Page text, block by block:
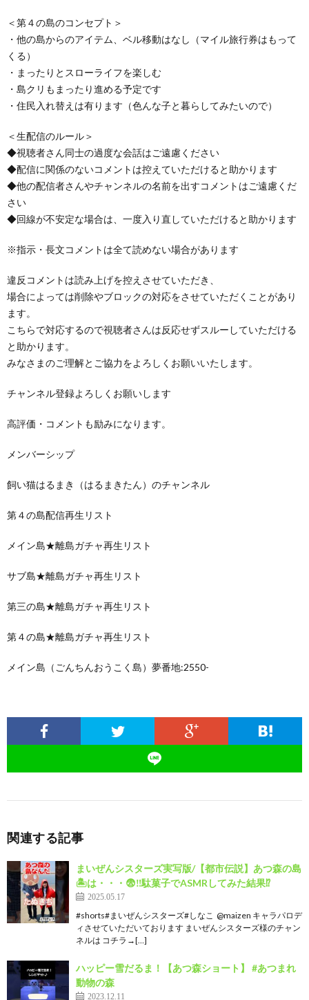
＜第４の島のコンセプト＞
・他の島からのアイテム、ベル移動はなし（マイル旅行券はもって
くる）
・まったりとスローライフを楽しむ
・島クリもまったり進める予定です
・住民入れ替えは有ります（色んな子と暮らしてみたいので）
＜生配信のルール＞
◆視聴者さん同士の過度な会話はご遠慮ください
◆配信に関係のないコメントは控えていただけると助かります
◆他の配信者さんやチャンネルの名前を出すコメントはご遠慮くだ
さい
◆回線が不安定な場合は、一度入り直していただけると助かります
※指示・長文コメントは全て読めない場合があります
違反コメントは読み上げを控えさせていただき、
場合によっては削除やブロックの対応をさせていただくことがあり
ます。
こちらで対応するので視聴者さんは反応せずスルーしていただける
と助かります。
みなさまのご理解とご協力をよろしくお願いいたします。
チャンネル登録よろしくお願いします
高評価・コメントも励みになります。
メンバーシップ
飼い猫はるまき（はるまきたん）のチャンネル
第４の島配信再生リスト
メイン島★離島ガチャ再生リスト
サブ島★離島ガチャ再生リスト
第三の島★離島ガチャ再生リスト
第４の島★離島ガチャ再生リスト
メイン島（ごんちんおうこく島）夢番地:2550-
関連する記事
まいぜんシスターズ実写版/【都市伝説】あつ森の島
🏝️は・・・😨‼️駄菓子でASMRしてみた結果⁉️
2025.05.17
#shorts#まいぜんシスターズ#しなこ ​⁠ @maizen キャラパロデ
ィさせていただいております まいぜんシスターズ様のチャン
ネルは コチラ→[…]
ハッピー雪だるま！【あつ森ショート】 #あつまれ
動物の森
2023.12.11